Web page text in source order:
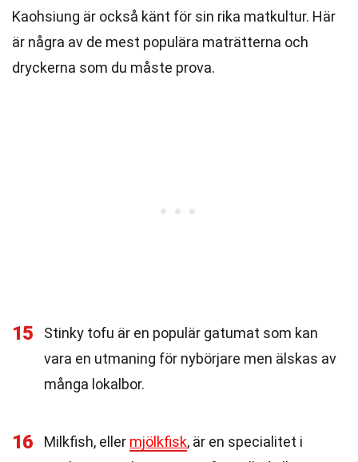
Kaohsiung är också känt för sin rika matkultur. Här
är några av de mest populära maträtterna och
dryckerna som du måste prova.
15
Stinky tofu är en populär gatumat som kan
vara en utmaning för nybörjare men älskas av
många lokalbor.
16 Milkfish, eller mjölkfisk, är en specialitet i